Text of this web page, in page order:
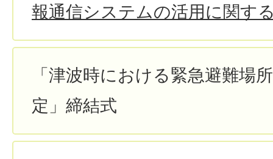
報通信システムの活用に関す
「津波時における緊急避難場
定」締結式